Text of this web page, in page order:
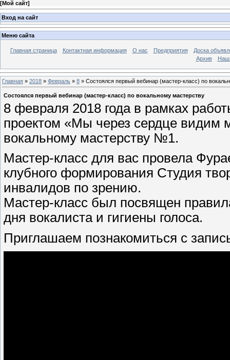
[Мой сайт]
Вход на сайт
Меню сайта
Главная страница Контактная информация О нас Предприятия
Доска
Архив
Главная » 2018 » Февраль » 8 » Состоялся первый вебинар (мастер-класс) по
Состоялся первый вебинар (мастер-класс) по вокальному мастерству
8 февраля 2018 года в рамках
проектом «Мы через сердце видим
вокальному мастерству №1.
Мастер-класс для вас провела
клубного формирования Студия
инвалидов по зрению.
Мастер-класс был посвящен
дня вокалиста и гигиены голоса.
Приглашаем познакомиться с